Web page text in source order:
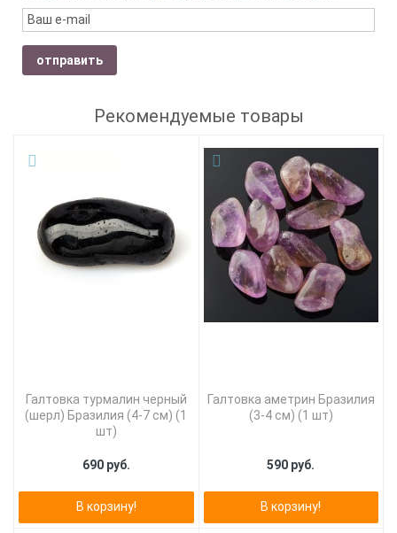
отправить
Рекомендуемые товары
Галтовка турмалин черный
(шерл) Бразилия (4-7 см) (1
шт)
690 руб.
В корзину!
Галтовка аметрин Бразилия
(3-4 см) (1 шт)
590 руб.
В корзину!